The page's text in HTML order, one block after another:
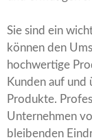
Sie sind ein
können den
hochwertige
Kunden auf
Produkte.
Unternehmen
bleibenden